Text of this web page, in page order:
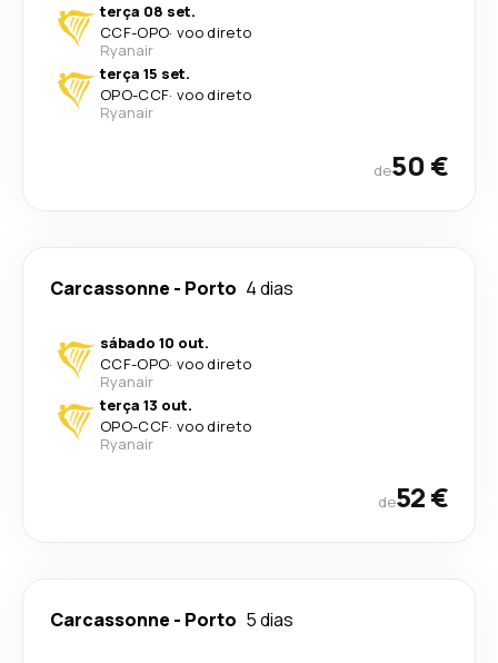
terça 08 set.
CCF-OPO· voo direto
Ryanair
terça 15 set.
OPO-CCF· voo direto
Ryanair
de50 €
Carcassonne - Porto 4 dias
sábado 10 out.
CCF-OPO· voo direto
Ryanair
terça 13 out.
OPO-CCF· voo direto
Ryanair
de52 €
Carcassonne - Porto 5 dias